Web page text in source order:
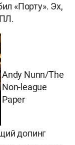
«Порту». Эх,
Andy Nunn/The
Non-league
Paper
допинг